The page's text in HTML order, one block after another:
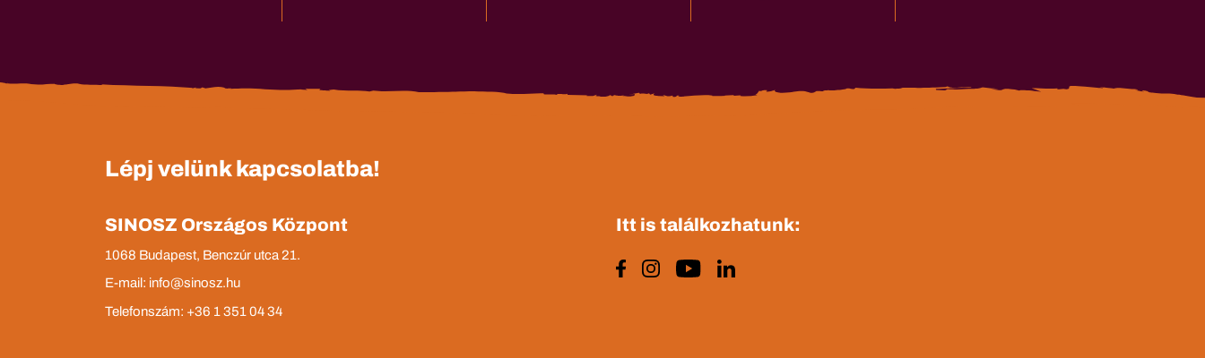
Lépj velünk kapcsolatba!
SINOSZ Országos Központ
1068 Budapest, Benczúr utca 21.
E-mail: info@sinosz.hu
Telefonszám: +36 1 351 04 34
Itt is találkozhatunk: